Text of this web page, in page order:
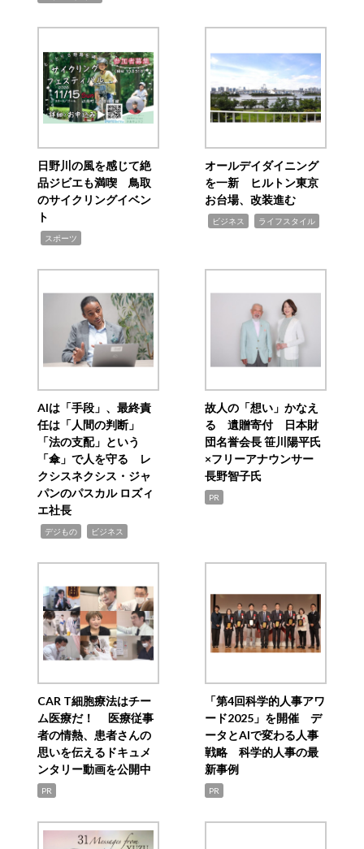
日野川の風を感じて絶
品ジビエも満喫 鳥取
のサイクリングイベン
ト
スポーツ
オールデイダイニング
を一新 ヒルトン東京
お台場、改装進む
ビジネス ライフスタイル
AIは「手段」、最終責
任は「人間の判断」
「法の支配」という
「傘」で人を守る レ
クシスネクシス・ジャ
パンのパスカル ロズィ
エ社長
デジもの ビジネス
故人の「想い」かなえ
る 遺贈寄付 日本財
団名誉会長 笹川陽平氏
×フリーアナウンサー
長野智子氏
PR
CAR T細胞療法はチー
ム医療だ！ 医療従事
者の情熱、患者さんの
思いを伝えるドキュメ
ンタリー動画を公開中
PR
「第4回科学的人事アワ
ード2025」を開催 デ
ータとAIで変わる人事
戦略 科学的人事の最
新事例
PR